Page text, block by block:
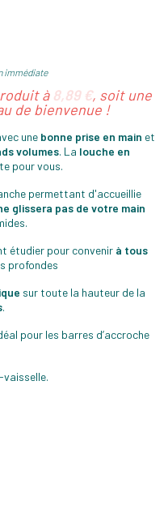
immédiate
à 8,89 €, soit une
de bienvenue !
une bonne prise en main et
volumes. La louche en
pour vous.
permettant d'accueillie
glissera pas de votre main
étudier pour convenir à tous
profondes
sur toute la hauteur de la
.
pour les barres d’accroche
vaisselle.